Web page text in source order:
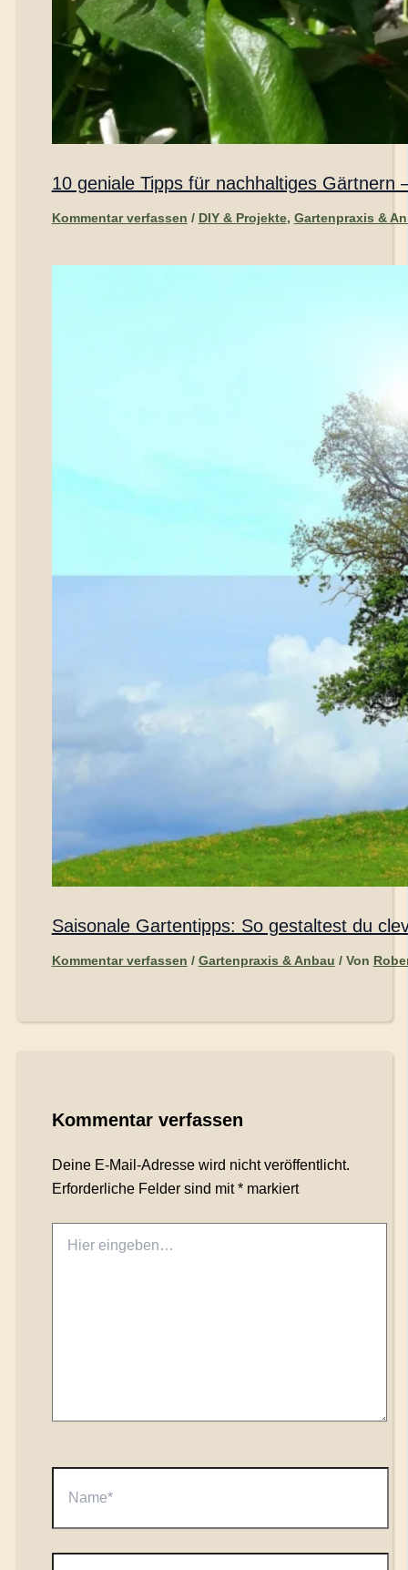
10 geniale Tipps für nachhaltiges Gärtnern
Kommentar verfassen / DIY & Projekte, Gartenpraxis &
Saisonale Gartentipps: So gestaltest du
Kommentar verfassen / Gartenpraxis & Anbau / Von
Kommentar verfassen
Deine E-Mail-Adresse wird nicht veröffentlicht.
Erforderliche Felder sind mit*markiert
eingeben…